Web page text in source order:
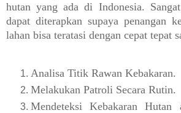
hutan yang ada di Indonesia.
dapat diterapkan supaya penangan
lahan bisa teratasi dengan cepat tepat
Analisa Titik Rawan Kebakaran.
Melakukan Patroli Secara Rutin.
MendeteksiKebakaran Hutan